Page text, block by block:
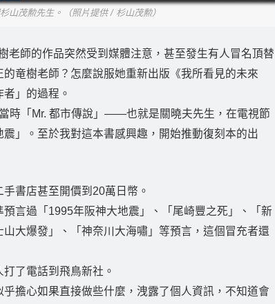
山茂勲先生。（照片提供 / 杉山茂勲）
老師的作品突然受到媒體注意，甚至發生有人冒名頂替
竜樹老師？怎麼說服她重新出版《我所看見的未來
」的過程。
時「Mr. 都市傳說」——也就是關曉夫先生，在電視節
」。至於我對這本書感興趣，開始推動復刻本的出
書店甚至開價到20萬日幣。
言過「1995年阪神大地震」、「尾崎豐之死」、「新
大爆發」、「神奈川大海嘯」等預言，這個冒充者還
了電話到飛鳥新社。
擔心如果直接做些什麼，洩露了個人資訊，不知道會